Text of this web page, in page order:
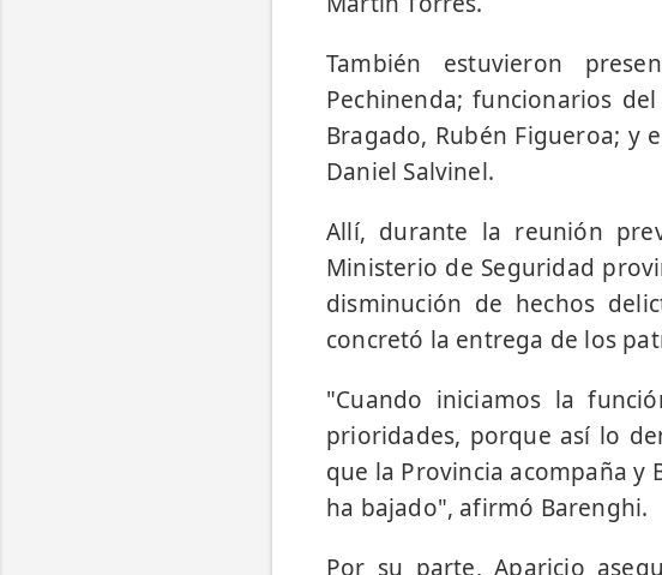
También estuvieron
Pechinenda; funcionarios
Bragado, Rubén Figueroa; y
Daniel Salvinel.
Allí, durante la reunión
Ministerio de Seguridad
disminución de hechos
concretó la entrega de los
"Cuando iniciamos la
prioridades, porque así lo
que la Provincia acompaña y
ha bajado", afirmó Barenghi.
Por su parte, Aparicio